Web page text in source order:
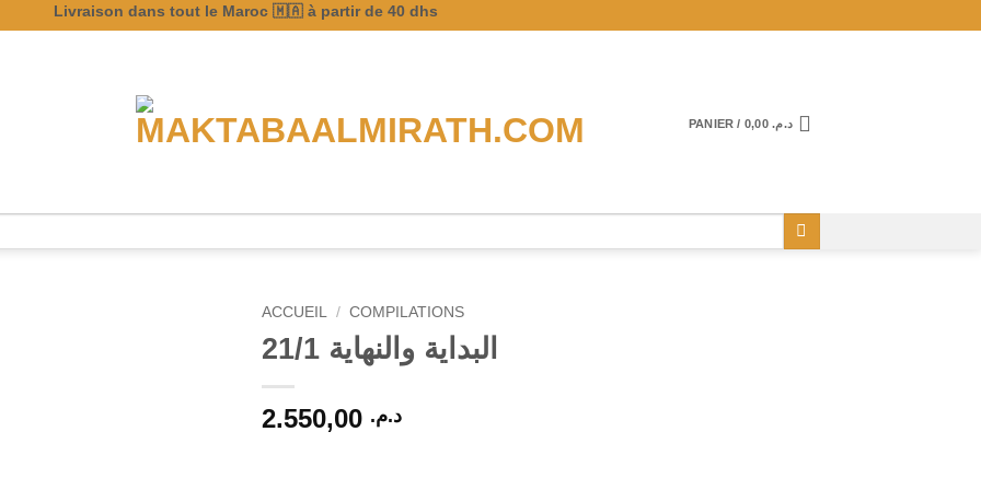
Livraison dans tout le Maroc 🇲🇦 à partir de 40 dhs
PANIER / د.م.0,00
ACCUEIL / COMPILATIONS
البداية والنهاية 21/1
د.م.